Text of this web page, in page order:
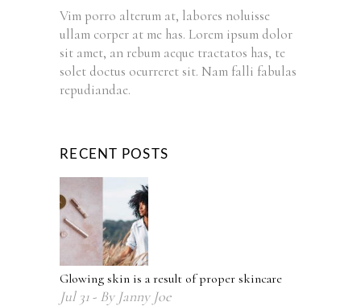
Vim porro alterum at, labores noluisse
ullam corper at me has. Lorem ipsum dolor
sit amet, an rebum aeque tractatos has, te
solet doctus ocurreret sit. Nam falli fabulas
repudiandae.
RECENT POSTS
Glowing skin is a result of proper skincare
Jul 31 By Janny Joe